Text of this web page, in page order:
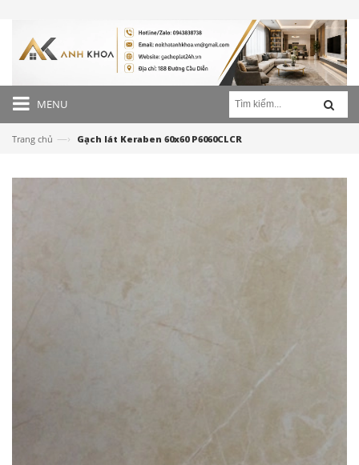
MENU
Trang chủ —› Gạch lát Keraben 60x60 P6060CLCR